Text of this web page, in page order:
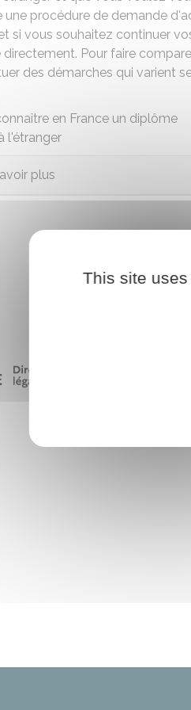
une procédure de demande
si vous souhaitez continuer
directement. Pour faire
des démarches qui varient
en France un diplôme
l'étranger
plus
This site